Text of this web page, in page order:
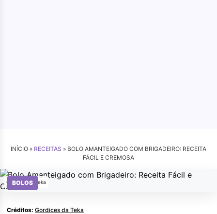
INÍCIO » RECEITAS » BOLO AMANTEIGADO COM BRIGADEIRO: RECEITA
FÁCIL E CREMOSA
BOLOS
Gordices da Teka
Créditos: Gordices da Teka